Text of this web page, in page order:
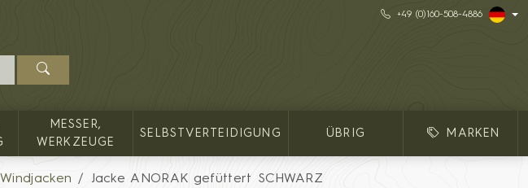
+49 (0)160-508-4886
MESSER,
WERKZEUGE
SELBSTVERTEIDIGUNG ÜBRIG MARKEN
Windjacken Jacke ANORAK gefüttert SCHWARZ